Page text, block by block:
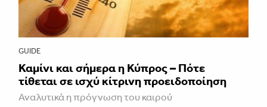
GUIDE
Καμίνι και σήμερα η Κύπρος – Πότε
τίθεται σε ισχύ κίτρινη προειδοποίηση
Αναλυτικά η πρόγνωση του καιρού